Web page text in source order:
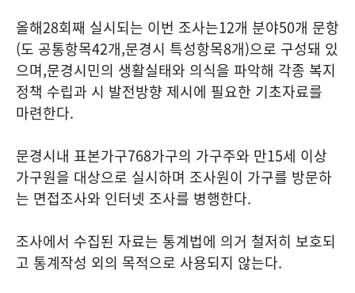
올해28회째 실시되는 이번 조사는12개 분야50개 문항
(도 공통항목42개,문경시 특성항목8개)으로 구성돼 있
으며,문경시민의 생활실태와 의식을 파악해 각종 복지
정책 수립과 시 발전방향 제시에 필요한 기초자료를
마련한다.
문경시내 표본가구768가구의 가구주와 만15세 이상
가구원을 대상으로 실시하며 조사원이 가구를 방문하
는 면접조사와 인터넷 조사를 병행한다.
조사에서 수집된 자료는 통계법에 의거 철저히 보호되
고 통계작성 외의 목적으로 사용되지 않는다.